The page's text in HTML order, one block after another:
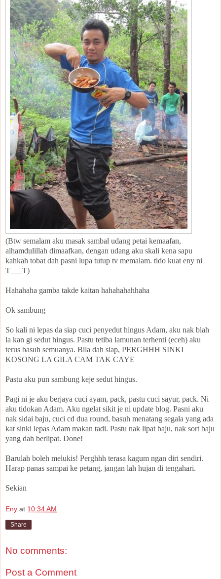
(Btw semalam aku masak sambal udang petai kemaafan,
alhamdulillah dimaafkan, dengan udang aku skali kena sapu
kahkah tobat dah pasni lupa tutup tv memalam. tido kuat eny ni
T___T)
Hahahaha gamba takde kaitan hahahahahhaha
Ok sambung
So kali ni lepas da siap cuci penyedut hingus Adam, aku nak blah
la kan gi sedut hingus. Pastu tetiba lamunan terhenti (eceh) aku
terus basuh semuanya. Bila dah siap, PERGHHH SINKI
KOSONG LA GILA CAM TAK CAYE
Pastu aku pun sambung keje sedut hingus.
Pagi ni je aku berjaya cuci ayam, pack, pastu cuci sayur, pack. Ni
aku tidokan Adam. Aku ngelat sikit je ni update blog. Pasni aku
nak sidai baju, cuci cd dua round, basuh menatang segala yang ada
kat sinki lepas Adam makan tadi. Pastu nak lipat baju, nak sort baju
yang dah berlipat. Done!
Barulah boleh melukis! Perghhh terasa kagum ngan diri sendiri.
Harap panas sampai ke petang, jangan lah hujan di tengahari.
Sekian
Eny at 10:34 AM
Share
No comments:
Post a Comment